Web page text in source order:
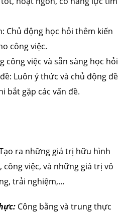
Chủ động học hỏi thêm kiến
công việc.
công việc và sẵn sàng học hỏi
Luôn ý thức và chủ động đề
bắt gặp các vấn đề.
ra những giá trị hữu hình
công việc, và những giá trị vô
trải nghiệm,…
Công bằng và trung thực